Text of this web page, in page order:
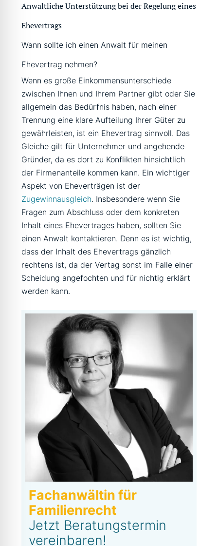
Anwaltliche Unterstützung bei der Regelung eines
Ehevertrags
Wann sollte ich einen Anwalt für meinen
Ehevertrag nehmen?
Wenn es große Einkommensunterschiede
zwischen Ihnen und Ihrem Partner gibt oder Sie
allgemein das Bedürfnis haben, nach einer
Trennung eine klare Aufteilung Ihrer Güter zu
gewährleisten, ist ein Ehevertrag sinnvoll. Das
Gleiche gilt für Unternehmer und angehende
Gründer, da es dort zu Konflikten hinsichtlich
der Firmenanteile kommen kann. Ein wichtiger
Aspekt von Eheverträgen ist der
Zugewinnausgleich. Insbesondere wenn Sie
Fragen zum Abschluss oder dem konkreten
Inhalt eines Ehevertrages haben, sollten Sie
einen Anwalt kontaktieren. Denn es ist wichtig,
dass der Inhalt des Ehevertrags gänzlich
rechtens ist, da der Vertag sonst im Falle einer
Scheidung angefochten und für nichtig erklärt
werden kann.
Fachanwältin für
Familienrecht
Jetzt Beratungstermin
vereinbaren!